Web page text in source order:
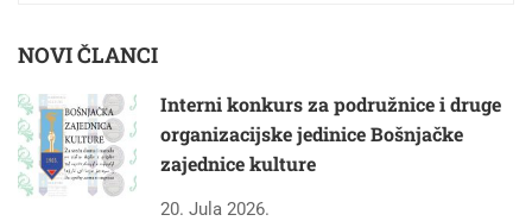
NOVI ČLANCI
Interni konkurs za podružnice i druge
organizacijske jedinice Bošnjačke
zajednice kulture
20. Jula 2026.